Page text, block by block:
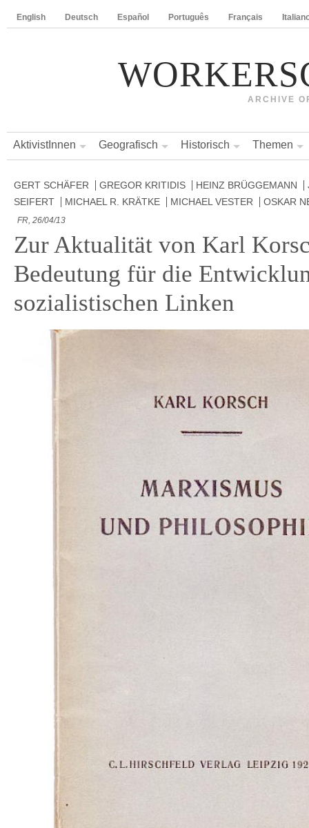
English Deutsch Español Português Français
ARCHIVE
AktivistInnen Geografisch Historisch Themen
GERT SCHÄFER GREGOR KRITIDIS HEINZ BRÜGGEMANN
SEIFERT
MICHAEL R. KRÄTKE MICHAEL VESTER OSKAR
FR, 26/04/13
Zur Aktualität von Karl
Bedeutung für die
sozialistischen Linken